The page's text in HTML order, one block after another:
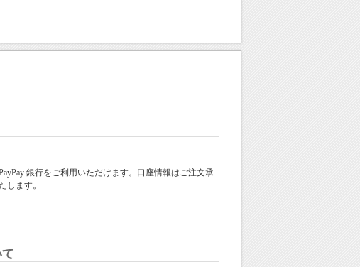
銀行をご利用いただけます。口座情報はご注文承
します。